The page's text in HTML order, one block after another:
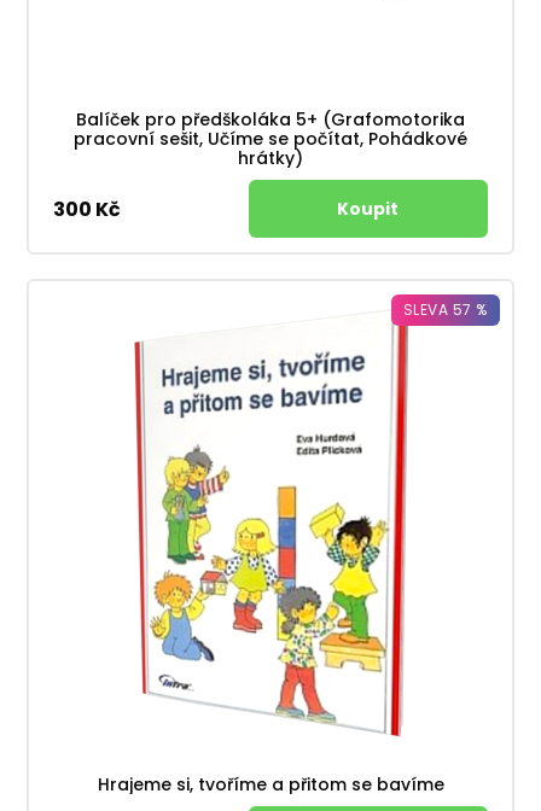
Balíček pro předškoláka 5+ (Grafomotorika
pracovní sešit, Učíme se počítat, Pohádkové
hrátky)
300 Kč
SLEVA 57 %
Hrajeme si, tvoříme a přitom se bavíme